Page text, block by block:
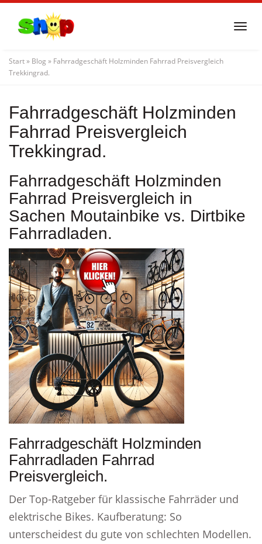
content
Start» Blog » Fahrradgeschäft Holzminden Fahrrad Preisvergleich
Trekkingrad.
Fahrradgeschäft Holzminden
Fahrrad Preisvergleich
Trekkingrad.
Fahrradgeschäft Holzminden
Fahrrad Preisvergleich in
Sachen Moutainbike vs. Dirtbike
Fahrradladen.
Fahrradgeschäft Holzminden
Fahrradladen Fahrrad
Preisvergleich.
Der Top-Ratgeber für klassische Fahrräder und
elektrische Bikes. Kaufberatung: So
unterscheidest du gute von schlechten Modellen.